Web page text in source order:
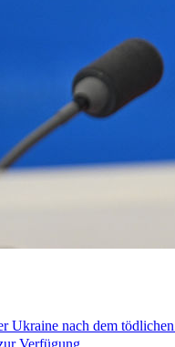
Ukraine nach dem
Verfügung